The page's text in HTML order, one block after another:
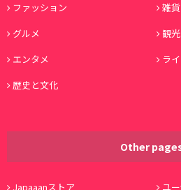
ファッション
雑
グルメ
観
エンタメ
ラ
歴史と文化
Other
Japaaanストア ユ